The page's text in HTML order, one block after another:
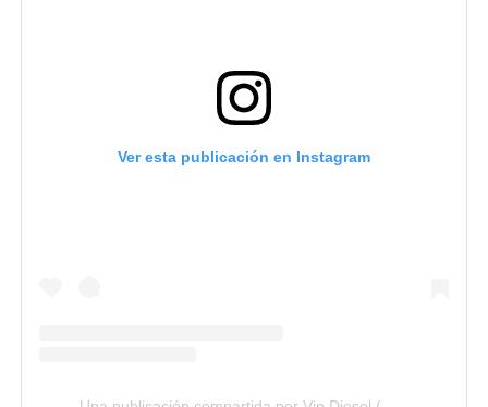
Ver esta publicación en Instagram